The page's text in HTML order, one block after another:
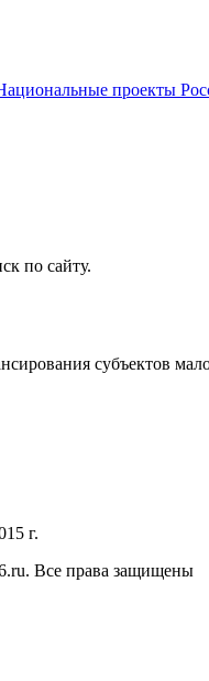
по сайту.
субъектов
г.
Все права защищены